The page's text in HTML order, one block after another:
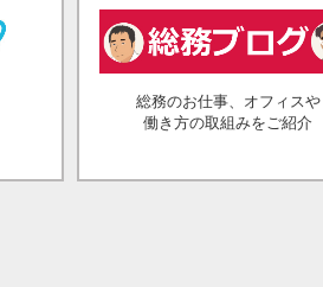
総務のお仕事、オフィスや
働き方の取組みをご紹介